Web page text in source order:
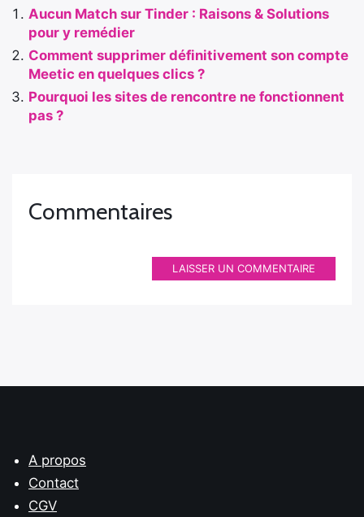
Aucun Match sur Tinder : Raisons & Solutions
pour y remédier
Comment supprimer définitivement son compte
Meetic en quelques clics ?
Pourquoi les sites de rencontre ne fonctionnent
pas ?
Commentaires
LAISSER UN COMMENTAIRE
A propos
Contact
CGV